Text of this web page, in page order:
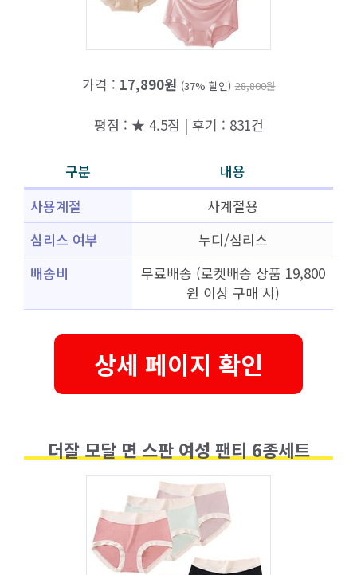
가격 : 17,890원 (37% 할인) 28,800원
평점 : ★ 4.5점 | 후기 : 831건
구분
내용
사용계절
사계절용
심리스 여부
누디/심리스
배송비
무료배송 (로켓배송 상품 19,800
원 이상 구매 시)
상세 페이지 확인
더잘 모달 면 스판 여성 팬티 6종세트